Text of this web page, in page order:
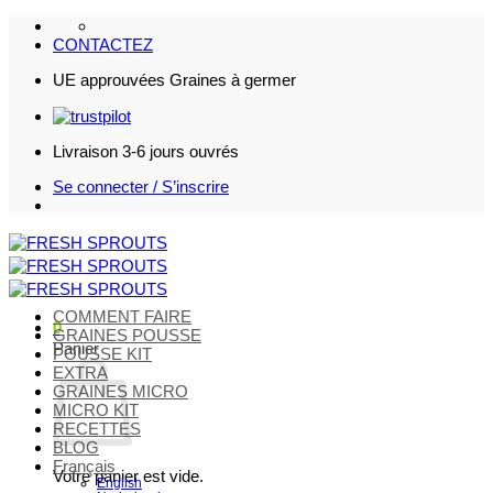
Passer
CONTACTEZ
UE approuvées Graines à germer
Livraison 3-6 jours ouvrés
Se connecter / S’inscrire
0
Panier
Votre panier est vide.
COMMENT FAIRE
GRAINES POUSSE
POUSSE KIT
EXTRA
GRAINES MICRO
MICRO KIT
RECETTES
BLOG
Français
English